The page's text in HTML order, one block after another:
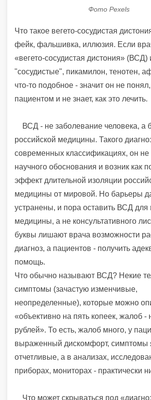
Фото Pexels
Что такое вегето-сосудистая
фейк, фальшивка, иллюзия. Если
«вегето-сосудистая дистония» (ВСД)
"сосудистые", пикамилон, тенотен,
что-то подобное - значит он не
пациентом и не знает, как это лечить.
ВСД - не заболевание человека, а
российской медицины. Такого
современных классификациях, он не
научного обоснования и возник как
эффект длительной изоляции
медицины от мировой. Но барьеры
устранены, и пора оставить ВСД для
медицины, а не консультативного
буквы лишают врача возможности
диагноз, а пациентов - получить
помощь.
Что обычно называют ВСД? Некие
симптомы (зачастую изменчивые,
неопределенные), которые можно
«объективно на пять копеек, жалоб -
рублей». То есть, жалоб много, у
выраженный дискомфорт, симптомы
отчетливые, а в анализах,
приборах, мониторах - практически
Что может скрываться под